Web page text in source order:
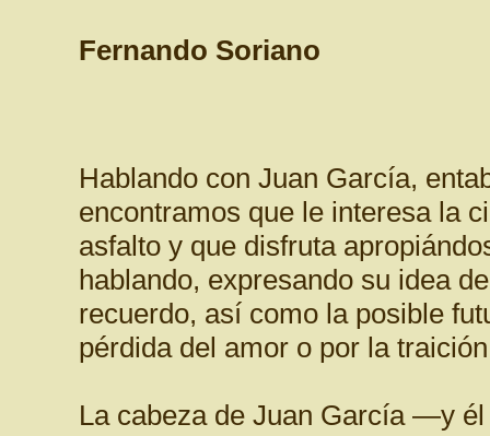
Fernando Soriano
Hablando con Juan García,
encontramos que le interesa la
asfalto y que disfruta
hablando, expresando su idea
recuerdo, así como la posible
pérdida del amor o por la
La cabeza de Juan García —y